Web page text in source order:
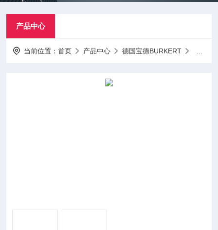
产品中心
当前位置：首页 产品中心 德国宝德BURKERT